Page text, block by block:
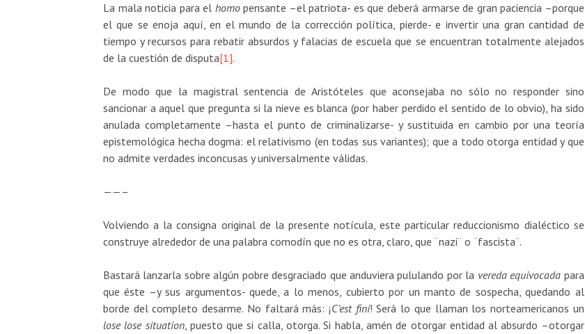
La mala noticia para el homopensante –el patriota- es que deberá armarse de gran paciencia –porque
el que se enoja aquí, en el mundo de la corrección política, pierde- e invertir una gran cantidad de
tiempo y recursos para rebatir absurdos y falacias de escuela que se encuentran totalmente alejados
de la cuestión de disputa[1].
De modo que la magistral sentencia de Aristóteles que aconsejaba no sólo no responder sino
sancionar a aquel que pregunta si la nieve es blanca (por haber perdido el sentido de lo obvio), ha sido
anulada completamente –hasta el punto de criminalizarse- y sustituida en cambio por una teoría
epistemológica hecha dogma: el relativismo (en todas sus variantes); que a todo otorga entidad y que
no admite verdades inconcusas y universalmente válidas.
——–
Volviendo a la consigna original de la presente notícula, este particular reduccionismo dialéctico se
construye alrededor de una palabra comodín que no es otra, claro, que ¨nazi¨ o ¨fascista¨.
Bastará lanzarla sobre algún pobre desgraciado que anduviera pululando por la vereda equivocada para
que éste –y sus argumentos- quede, a lo menos, cubierto por un manto de sospecha, quedando al
borde del completo desarme. No faltará más: ¡C’est fini! Será lo que llaman los norteamericanos un
lose lose situation, puesto que si calla, otorga. Si habla, amén de otorgar entidad al absurdo –otorgar